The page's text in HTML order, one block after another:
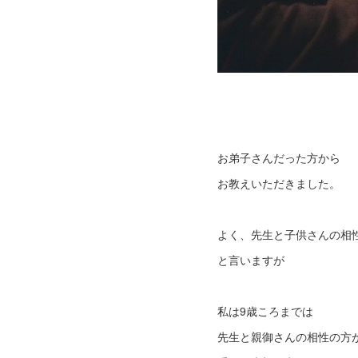
お弟子さんだった方から
お教えいただきました。
よく、先生と子供さんの相
と言いますが
私は9歳ころまでは
先生と親御さんの相性の方